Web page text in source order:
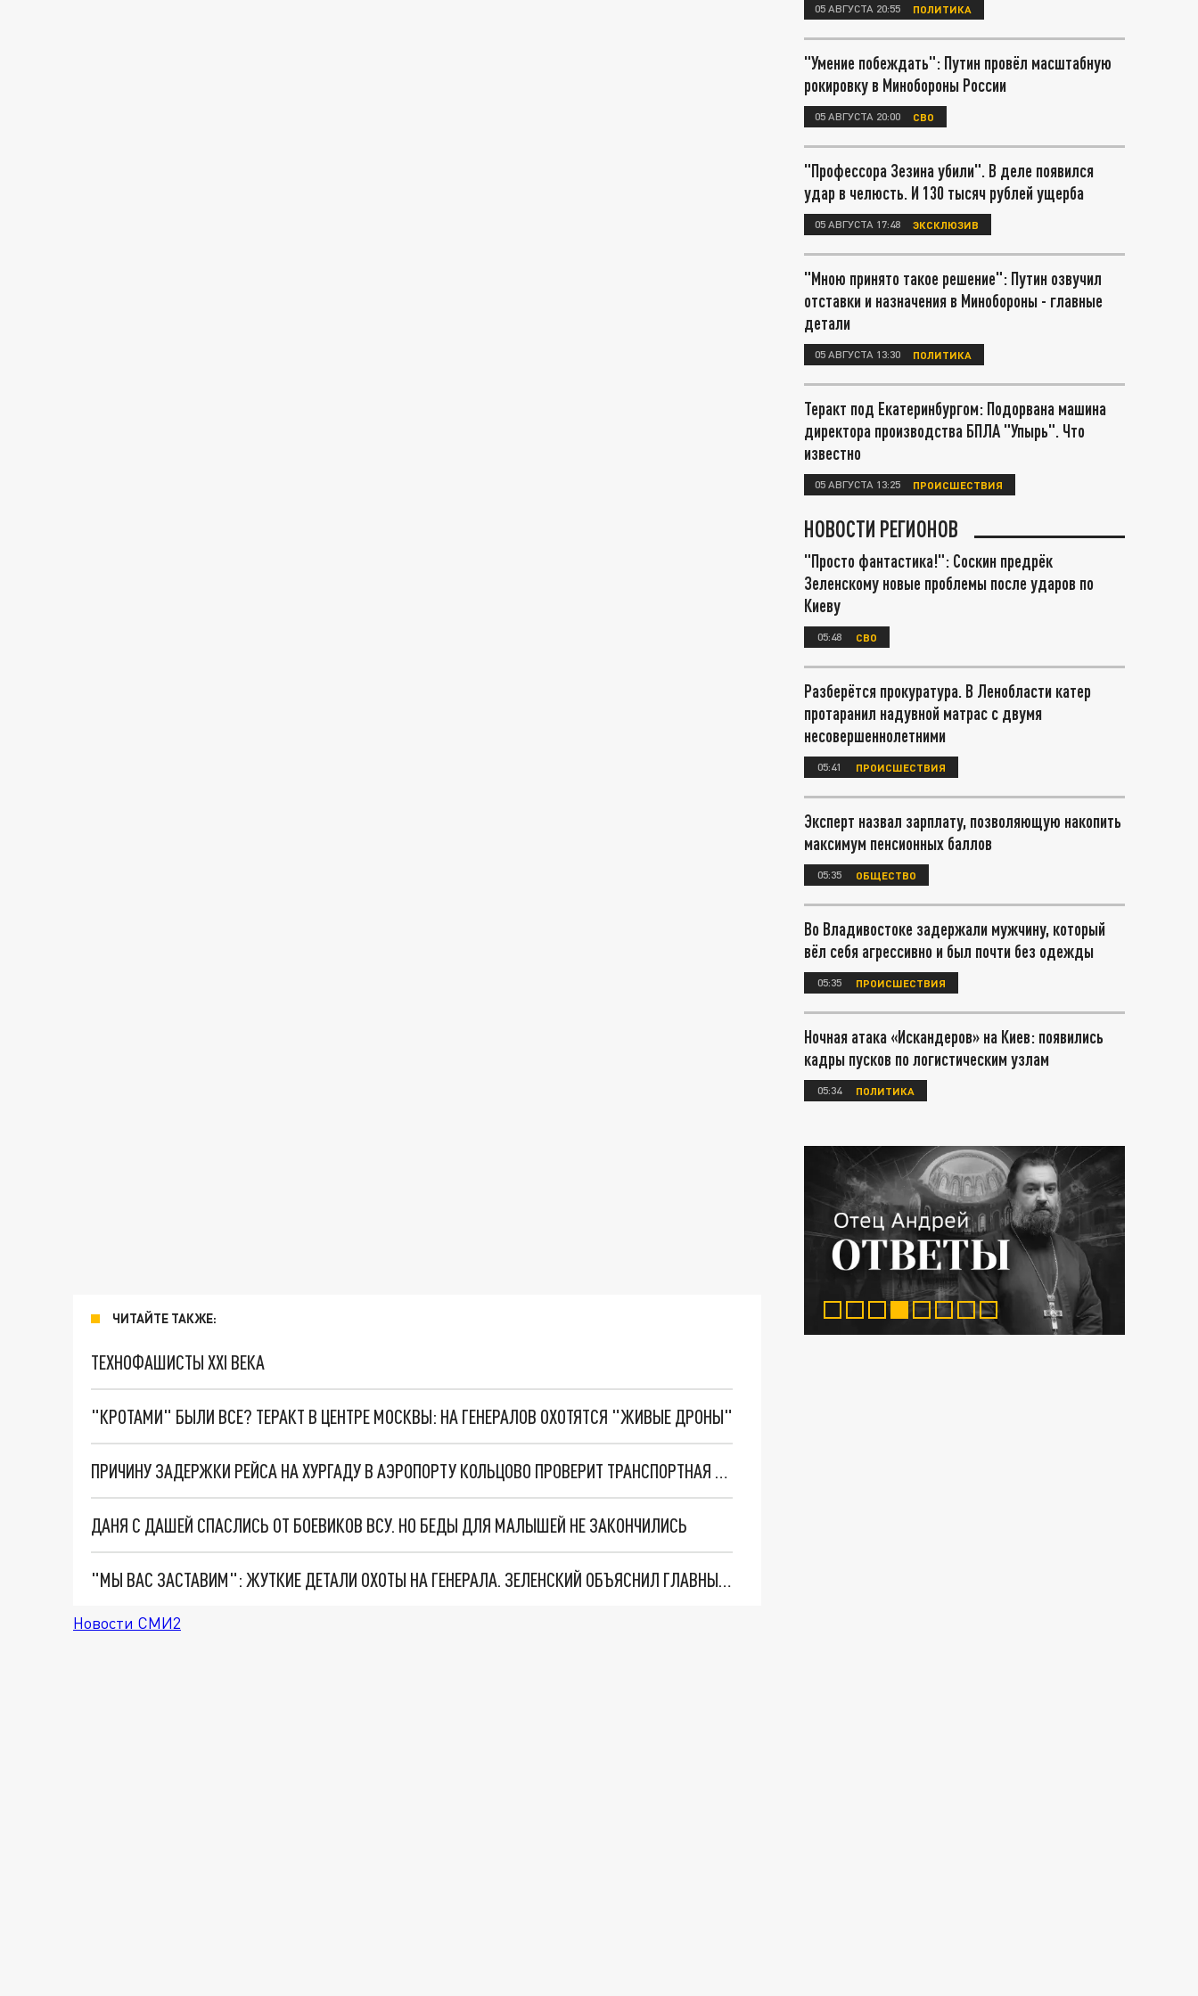
ЧИТАЙТЕ ТАКЖЕ:
ТЕХНОФАШИСТЫ XXI ВЕКА
"КРОТАМИ" БЫЛИ ВСЕ? ТЕРАКТ В ЦЕНТРЕ МОСКВЫ: НА ГЕНЕРАЛОВ ОХОТЯТСЯ "ЖИВЫЕ ДРОНЫ"
ПРИЧИНУ ЗАДЕРЖКИ РЕЙСА НА ХУРГАДУ В АЭРОПОРТУ КОЛЬЦОВО ПРОВЕРИТ ТРАНСПОРТНАЯ ПРОКУРАТУРА
ДАНЯ С ДАШЕЙ СПАСЛИСЬ ОТ БОЕВИКОВ ВСУ. НО БЕДЫ ДЛЯ МАЛЫШЕЙ НЕ ЗАКОНЧИЛИСЬ
"МЫ ВАС ЗАСТАВИМ": ЖУТКИЕ ДЕТАЛИ ОХОТЫ НА ГЕНЕРАЛА. ЗЕЛЕНСКИЙ ОБЪЯСНИЛ ГЛАВНЫЙ СМЫСЛ ТЕРАКТА В ЦЕНТРЕ МОСКВЫ
Новости СМИ2
05 АВГУСТА 20:55 ПОЛИТИКА
"Умение побеждать": Путин провёл масштабную
рокировку в Минобороны России
05 АВГУСТА 20:00 СВО
"Профессора Зезина убили". В деле появился
удар в челюсть. И 130 тысяч рублей ущерба
05 АВГУСТА 17:48 ЭКСКЛЮЗИВ
"Мною принято такое решение": Путин озвучил
отставки и назначения в Минобороны - главные
детали
05 АВГУСТА 13:30 ПОЛИТИКА
Теракт под Екатеринбургом: Подорвана машина
директора производства БПЛА "Упырь". Что
известно
05 АВГУСТА 13:25 ПРОИСШЕСТВИЯ
НОВОСТИ РЕГИОНОВ
"Просто фантастика!": Соскин предрёк
Зеленскому новые проблемы после ударов по
Киеву
05:48 СВО
Разберётся прокуратура. В Ленобласти катер
протаранил надувной матрас с двумя
несовершеннолетними
05:41 ПРОИСШЕСТВИЯ
Эксперт назвал зарплату, позволяющую накопить
максимум пенсионных баллов
05:35 ОБЩЕСТВО
Во Владивостоке задержали мужчину, который
вёл себя агрессивно и был почти без одежды
05:35 ПРОИСШЕСТВИЯ
Ночная атака «Искандеров» на Киев: появились
кадры пусков по логистическим узлам
05:34 ПОЛИТИКА